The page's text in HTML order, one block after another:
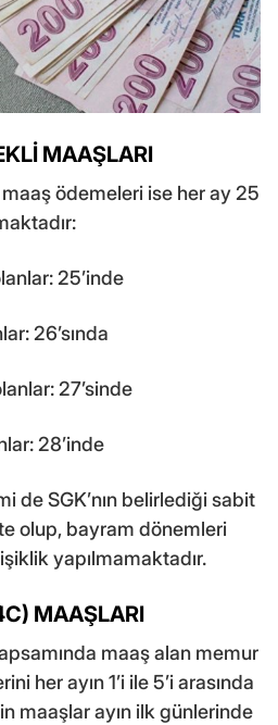
MAAŞLARI
ödemeleri ise her ay 25
25’inde
26’sında
27’sinde
28’inde
de SGK’nın belirlediği sabit
olup, bayram dönemleri
yapılmamaktadır.
MAAŞLARI
maaş alan memur
her ayın 1’i ile 5’i arasında
maaşlar ayın ilk günlerinde